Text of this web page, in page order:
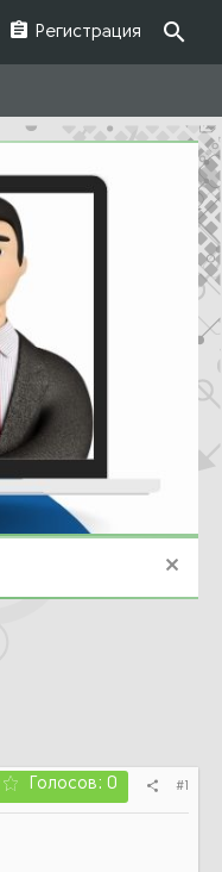
Регистрация
Голосов: 0 #1